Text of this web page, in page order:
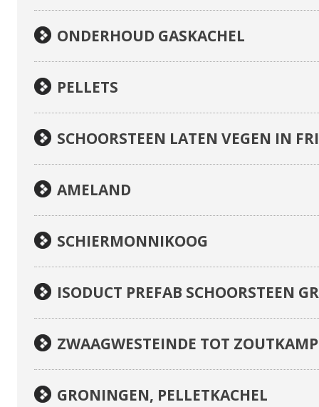
ONDERHOUD GASKACHEL
PELLETS
SCHOORSTEEN LATEN VEGEN IN
AMELAND
SCHIERMONNIKOOG
ISODUCT PREFAB SCHOORSTEEN
ZWAAGWESTEINDE TOT ZOUTKAMP
GRONINGEN, PELLETKACHEL